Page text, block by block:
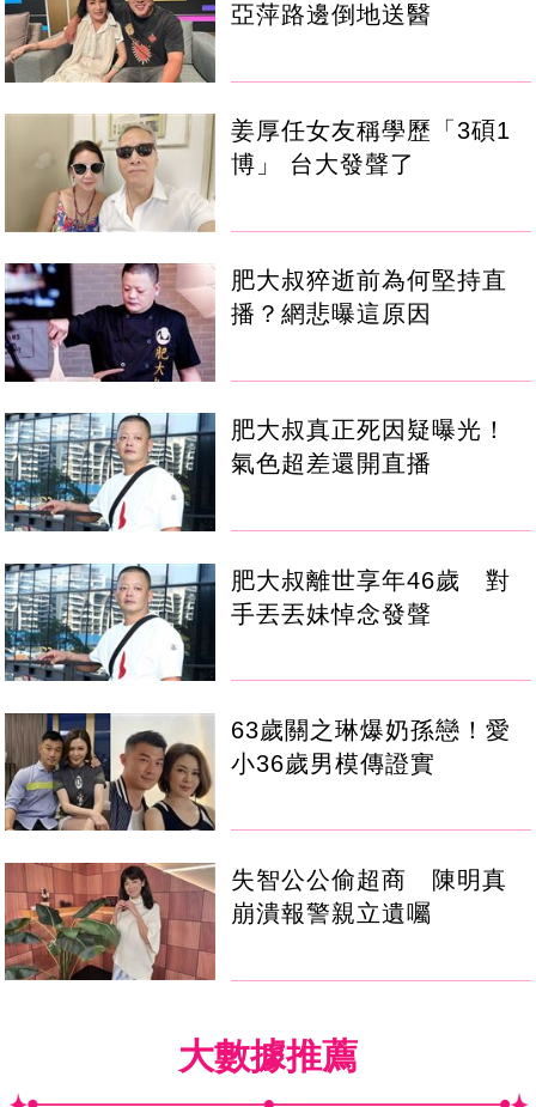
亞萍路邊倒地送醫
姜厚任女友稱學歷「3碩1
博」 台大發聲了
肥大叔猝逝前為何堅持直
播？網悲曝這原因
肥大叔真正死因疑曝光！
氣色超差還開直播
肥大叔離世享年46歲 對
手丟丟妹悼念發聲
63歲關之琳爆奶孫戀！愛
小36歲男模傳證實
失智公公偷超商 陳明真
崩潰報警親立遺囑
大數據推薦